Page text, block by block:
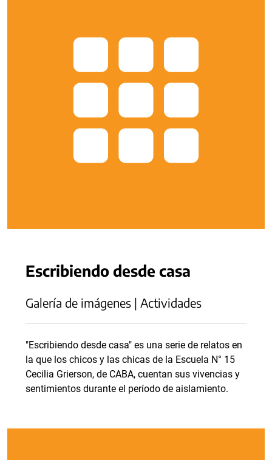
Escribiendo desde casa
Galería de imágenes | Actividades
"Escribiendo desde casa" es una serie de relatos en
la que los chicos y las chicas de la Escuela N° 15
Cecilia Grierson, de CABA, cuentan sus vivencias y
sentimientos durante el período de aislamiento.